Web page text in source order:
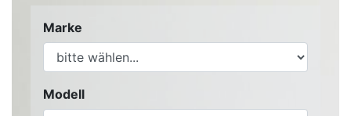
Marke
Modell